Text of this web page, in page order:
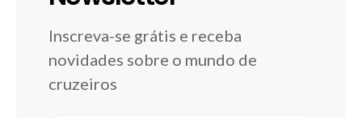
Inscreva-se grátis e receba
novidades sobre o mundo de
cruzeiros